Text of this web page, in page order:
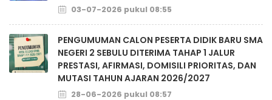
03-07-2026 pukul 08:55
PENGUMUMAN CALON PESERTA DIDIK BARU SMA
NEGERI 2 SEBULU DITERIMA TAHAP 1 JALUR
PRESTASI, AFIRMASI, DOMISILI PRIORITAS, DAN
MUTASI TAHUN AJARAN 2026/2027
28-06-2026 pukul 08:57